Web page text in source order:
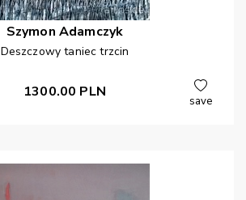
Szymon Adamczyk
Deszczowy taniec trzcin
1300.00 PLN
save